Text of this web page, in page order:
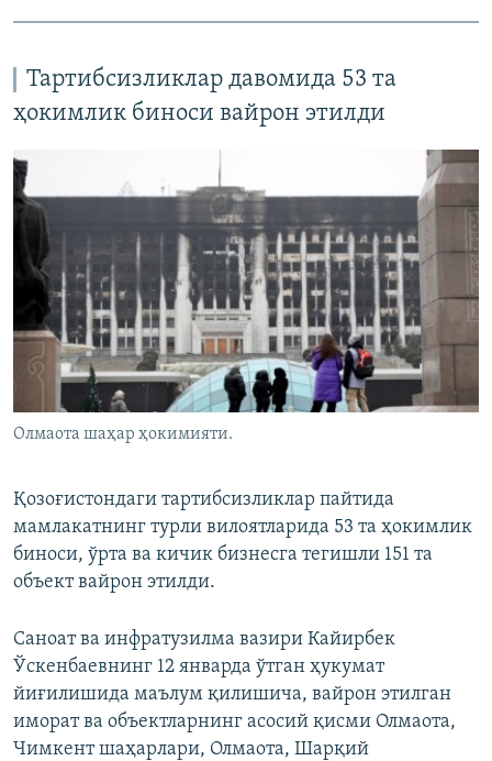
Тартибсизликлар давомида 53 та
ҳокимлик биноси вайрон этилди
Олмаота шаҳар ҳокимияти.
Қозоғистондаги тартибсизликлар пайтида
мамлакатнинг турли вилоятларида 53 та ҳокимлик
биноси, ўрта ва кичик бизнесга тегишли 151 та
объект вайрон этилди.
Саноат ва инфратузилма вазири Кайирбек
Ўскенбаевнинг 12 январда ўтган ҳукумат
йиғилишида маълум қилишича, вайрон этилган
иморат ва объектларнинг асосий қисми Олмаота,
Чимкент шаҳарлари, Олмаота, Шарқий